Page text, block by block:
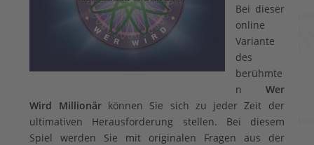
Bei dieser
online
Variante
des
berühmte
n Wer
Wird Millionärkönnen Sie sich zu jeder Zeit der
ultimativen Herausforderung stellen. Bei diesem
Spiel werden Sie mit originalen Fragen aus der